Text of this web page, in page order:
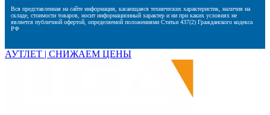
Вся представленная на сайте информация, касающаяся технических характеристик, наличия на
складе, стоимости товаров, носит информационный характер и ни при каких условиях не
является публичной офертой, определяемой положениями Статьи 437(2) Гражданского кодекса
РФ
АУТЛЕТ | СНИЖАЕМ ЦЕНЫ